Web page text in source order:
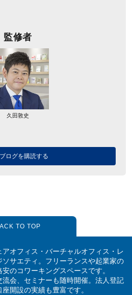
監修者
久田敦史
ログを購読する
TO TOP
オフィス・バーチャルオフィス・レ
サエティ。フリーランスや起業家の
のコワーキングスペースです。
会、セミナーも随時開催。法人登記
開設の実績も豊富です。